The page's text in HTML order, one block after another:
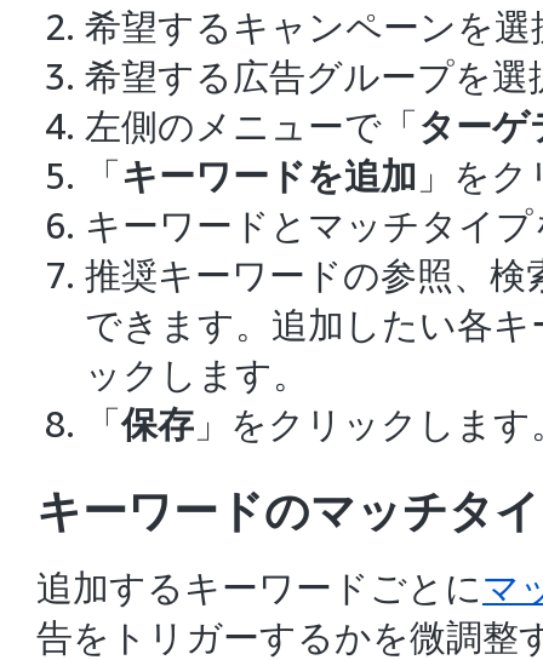
希望するキャンペーンを選
希望する広告グループを選
左側のメニューで「ターゲ
「キーワードを追加 」を
キーワードとマッチタイ
推奨キーワードの参照、
できます。追加したい各
ックします。
「保存 」をクリックします
キーワードのマッチタ
追加するキーワードごとにマ
告をトリガーするかを微調整